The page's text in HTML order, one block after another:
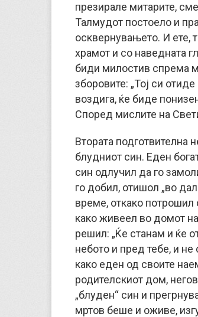
презирале митарите,
Талмудот постоело и
осквернувањето. И ете,
храмот и со наведната
биди милостив спрема
зборовите: „Тој си
воздига, ќе биде
Според мислите на
Втората подготвителна
блудниот син. Еден
син одлучил да го
го добил, отишол „во
време, откако потрошил
како живеел во домот
решил: „Ќе станам и ќе
небото и пред тебе, и
како еден од своите
родителскиот дом,
„блуден“ син и
мртов беше и оживе,